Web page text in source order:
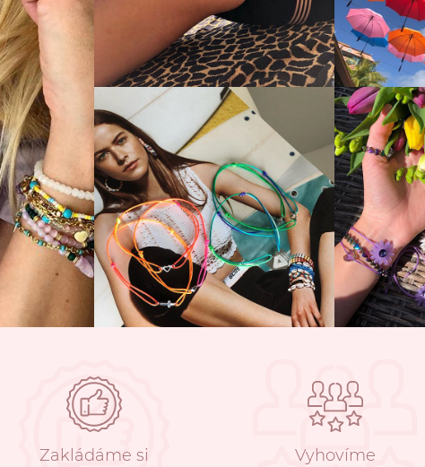
Zakládáme si
Vyhovíme